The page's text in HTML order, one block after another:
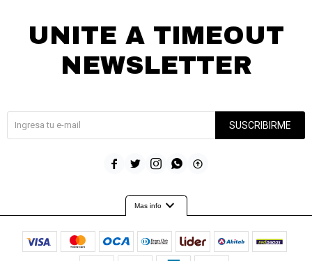
UNITE A TIMEOUT
NEWSLETTER
SUSCRIBIRME
    
Mas infoexpand_more